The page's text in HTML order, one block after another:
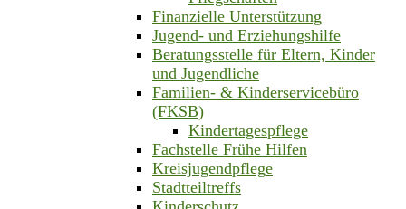
Finanzielle Unterstützung
Jugend- und Erziehungshilfe
Beratungsstelle für Eltern, Kinder
und Jugendliche
Familien- & Kinderservicebüro
(FKSB)
Kindertagespflege
Fachstelle Frühe Hilfen
Kreisjugendpflege
Stadtteiltreffs